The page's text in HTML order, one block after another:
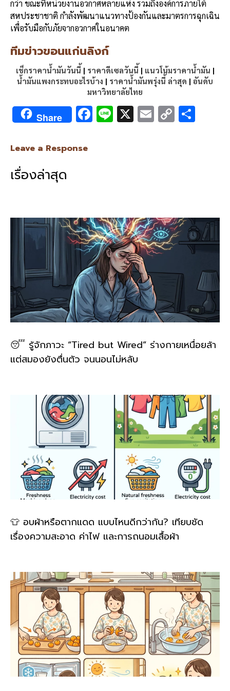
กว่า ขณะที่หน่วยงานอวกาศหลายแห่ง รวมถึงองค์การภายใต้
สหประชาชาติ กำลังพัฒนาแนวทางป้องกันและมาตรการฉุกเฉิน
เพื่อรับมือกับภัยจากอวกาศในอนาคต
ทีมข่าวขอนแก่นลิงก์
เช็กราคาน้ำมันวันนี้ | ราคาดีเซลวันนี้ | แนวโน้มราคาน้ำมัน |
น้ำมันแพงกระทบอะไรบ้าง | ราคาน้ำมันพรุ่งนี้ ล่าสุด | อันดับ
มหาวิทยาลัยไทย
Share F
k
Li X E C
Leave a Response
เรื่องล่าสุด
😴 รู้จักภาวะ “Tired but Wired” ร่างกายเหนื่อยล้า
แต่สมองยังตื่นตัว จนนอนไม่หลับ
👕 อบผ้าหรือตากแดด แบบไหนดีกว่ากัน? เทียบชัด
เรื่องความสะอาด ค่าไฟ และการถนอมเสื้อผ้า